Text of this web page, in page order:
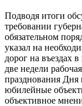
Подводя итоги
требовании
обязательном
указал на
дорог на въездах
две недели
празднования Дня
юбилейные
объективное